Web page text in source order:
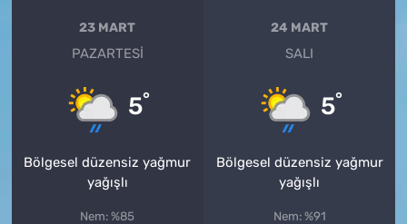
23 MART
PAZARTESI
5°
Bölgesel düzensiz yağmur
yağışlı
Nem: %85
24 MART
SALI
5°
Bölgesel düzensiz yağmur
yağışlı
Nem: %91